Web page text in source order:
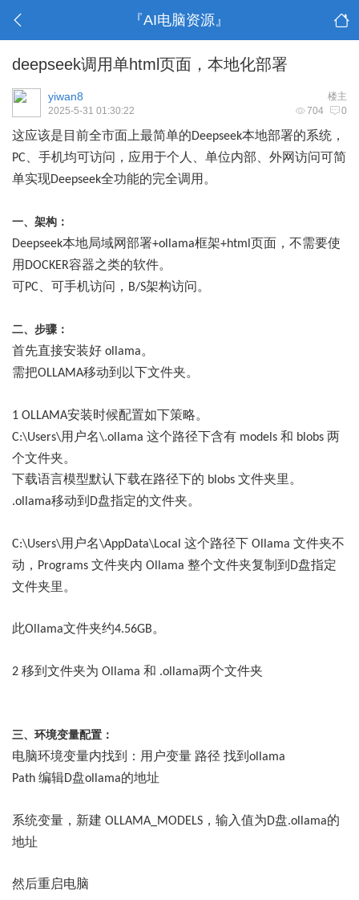
『AI电脑资源』
deepseek调用单html页面，本地化部署
楼主
yiwan8
704 0
2025-5-31 01:30:22
这应该是目前全市面上最简单的Deepseek本地部署的系统，
PC 、手机均可访问，应用于个人、单位内部、外网访问可简
单实现Deepseek全功能的完全调用。
一、架构：
Deepseek本地局域网部署+ollama框架+html 页面， 不需要使
用 DOCKER容器之类的软件。
可PC 、可手机访问， B/S架构访问。
二、步骤：
首先直接安装好 ollama。
需把OLLAMA移动到 以下文件夹。
1 OLLAMA安装时候配置如下策略。
C:\Users\用户名\.ollama 这个路径下含有 models 和 blobs 两
个文件夹。
下载语言模型默认下载在路径下的 blobs 文件夹里。
.ollama移动到 D盘指定的文件夹。
C:\Users\用户名\AppData\Local 这个路径下 Ollama 文件夹不
动 ， Programs 文件夹内 Ollama 整个文件夹复制到 D盘指定
文件夹里。
此Ollama文件夹约4.56GB。
2 移到文件夹为 Ollama 和 .ollama两个文件夹
三、 环境变量配置：
电脑环境变量内找到： 用户变量 路径 找到 ollama
Path 编辑D盘ollama的地址
系统变量， 新建 OLLAMA_MODELS ，输入值为D盘.ollama的
地址
然后重启电脑